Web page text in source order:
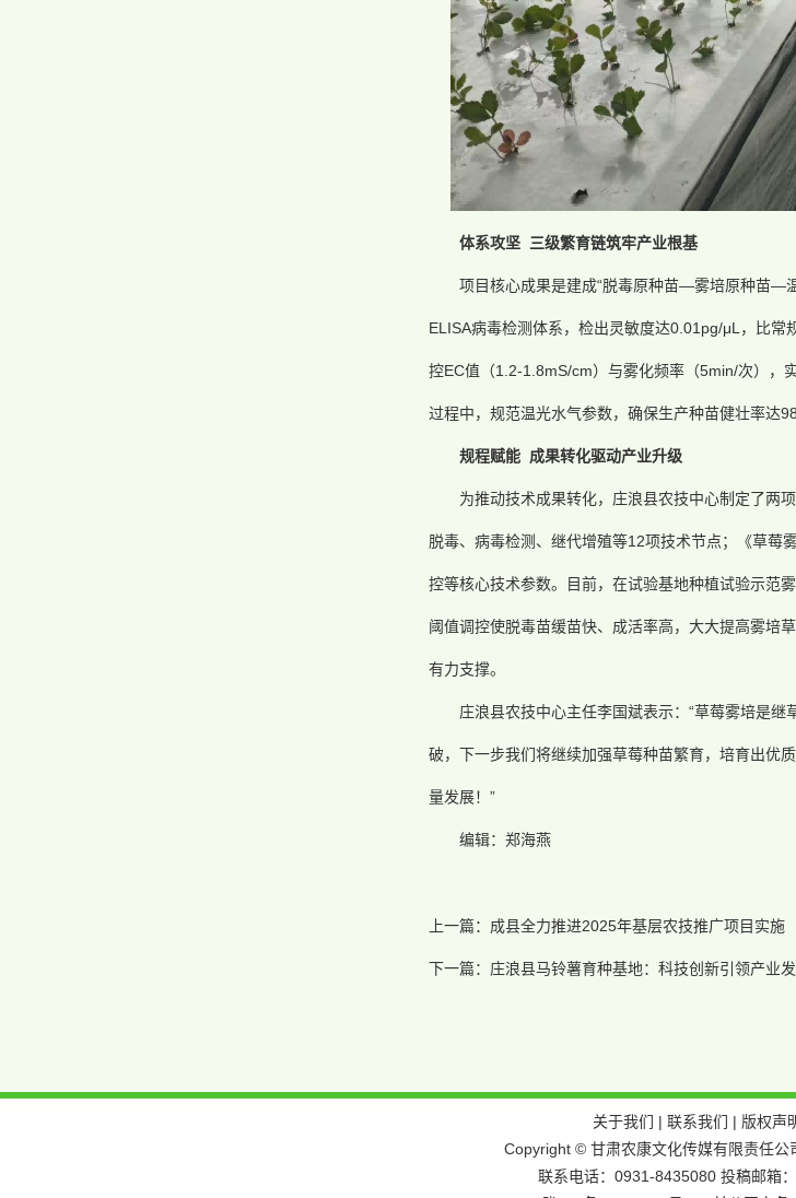
体系攻坚 三级繁育链筑牢产业根基
项目核心成果是建成“脱毒原种苗—雾培原种苗—
ELISA病毒检测体系，检出灵敏度达0.01pg/μL，比
控EC值（1.2-1.8mS/cm）与雾化频率（5min/次），
过程中，规范温光水气参数，确保生产种苗健壮率达
规程赋能 成果转化驱动产业升级
为推动技术成果转化，庄浪县农技中心制定了两
脱毒、病毒检测、继代增殖等12项技术节点；《草莓
控等核心技术参数。目前，在试验基地种植试验示范
阈值调控使脱毒苗缓苗快、成活率高，大大提高雾培
有力支撑。
庄浪县农技中心主任李国斌表示：“草莓雾培是
破，下一步我们将继续加强草莓种苗繁育，培育出优
量发展！”
编辑：郑海燕
上一篇： 成县全力推进2025年基层农技推广项目实施
下一篇： 庄浪县马铃薯育种基地：科技创新引领产业
关于我们 | 联系我们 | 版权声
Copyright © 甘肃农康文化传媒有限责任公
联系电话：0931-8435080 投稿邮箱